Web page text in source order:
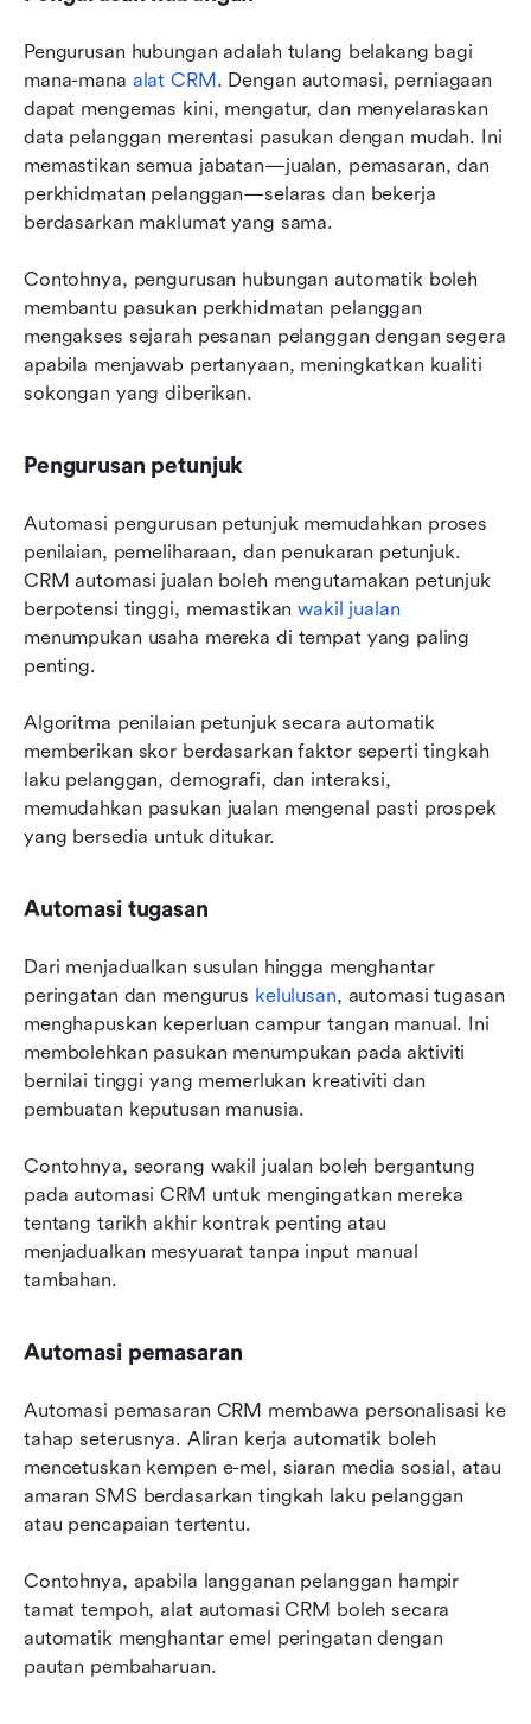
Pengurusan hubungan adalah tulang belakang bagi
mana-mana alat CRM. Dengan automasi, perniagaan
dapat mengemas kini, mengatur, dan menyelaraskan
data pelanggan merentasi pasukan dengan mudah. Ini
memastikan semua jabatan—jualan, pemasaran, dan
perkhidmatan pelanggan—selaras dan bekerja
berdasarkan maklumat yang sama.
Contohnya, pengurusan hubungan automatik boleh
membantu pasukan perkhidmatan pelanggan
mengakses sejarah pesanan pelanggan dengan segera
apabila menjawab pertanyaan, meningkatkan kualiti
sokongan yang diberikan.
Pengurusan petunjuk
Automasi pengurusan petunjuk memudahkan proses
penilaian, pemeliharaan, dan penukaran petunjuk.
CRM automasi jualan boleh mengutamakan petunjuk
berpotensi tinggi, memastikan wakil jualan
menumpukan usaha mereka di tempat yang paling
penting.
Algoritma penilaian petunjuk secara automatik
memberikan skor berdasarkan faktor seperti tingkah
laku pelanggan, demografi, dan interaksi,
memudahkan pasukan jualan mengenal pasti prospek
yang bersedia untuk ditukar.
Automasi tugasan
Dari menjadualkan susulan hingga menghantar
peringatan dan mengurus kelulusan, automasi tugasan
menghapuskan keperluan campur tangan manual. Ini
membolehkan pasukan menumpukan pada aktiviti
bernilai tinggi yang memerlukan kreativiti dan
pembuatan keputusan manusia.
Contohnya, seorang wakil jualan boleh bergantung
pada automasi CRM untuk mengingatkan mereka
tentang tarikh akhir kontrak penting atau
menjadualkan mesyuarat tanpa input manual
tambahan.
Automasi pemasaran
Automasi pemasaran CRM membawa personalisasi ke
tahap seterusnya. Aliran kerja automatik boleh
mencetuskan kempen e-mel, siaran media sosial, atau
amaran SMS berdasarkan tingkah laku pelanggan
atau pencapaian tertentu.
Contohnya, apabila langganan pelanggan hampir
tamat tempoh, alat automasi CRM boleh secara
automatik menghantar emel peringatan dengan
pautan pembaharuan.